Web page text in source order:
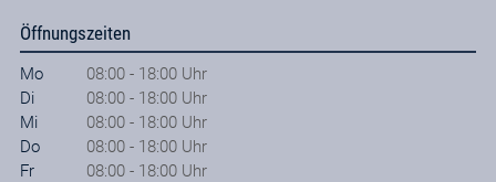
Öffnungszeiten
Mo
08:00 - 18:00 Uhr
Di
08:00 - 18:00 Uhr
Mi
08:00 - 18:00 Uhr
Do
08:00 - 18:00 Uhr
Fr
08:00 - 18:00 Uhr